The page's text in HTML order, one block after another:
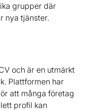
grupper där
nya tjänster.
och är en utmärkt
Plattformen har
att många företag
profil kan